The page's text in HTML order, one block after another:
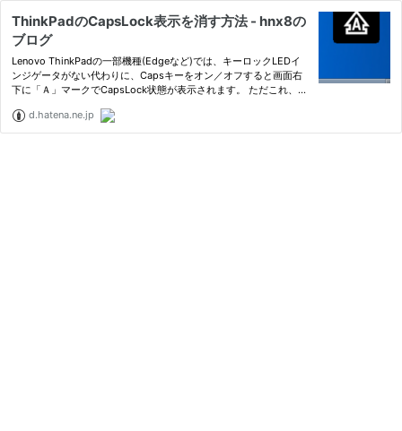
ThinkPadのCapsLock表示を消す方法 - hnx8の
ブログ
Lenovo ThinkPadの一部機種(Edgeなど)では、キーロックLEDイ
ンジゲータがない代わりに、Capsキーをオン／オフすると画面右
下に「Ａ」マークでCapsLock状態が表示されます。 ただこれ、正
D/LAN/無線LANのアクセスランプを表示するユーティリティで
す。オプション…
d.hatena.ne.jp